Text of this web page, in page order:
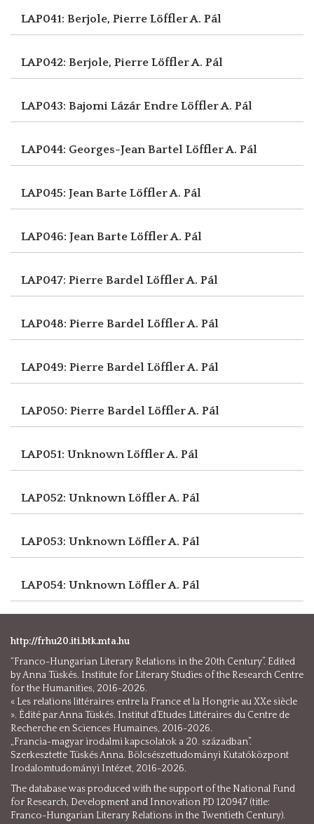
LAP041: Berjole, Pierre Löffler A. Pál
LAP042: Berjole, Pierre Löffler A. Pál
LAP043: Bajomi Lázár Endre Löffler A. Pál
LAP044: Georges-Jean Bartel Löffler A. Pál
LAP045: Jean Barte Löffler A. Pál
LAP046: Jean Barte Löffler A. Pál
LAP047: Pierre Bardel Löffler A. Pál
LAP048: Pierre Bardel Löffler A. Pál
LAP049: Pierre Bardel Löffler A. Pál
LAP050: Pierre Bardel Löffler A. Pál
LAP051: UnknownLöffler A. Pál
LAP052: UnknownLöffler A. Pál
LAP053: UnknownLöffler A. Pál
LAP054: UnknownLöffler A. Pál
http://frhu20.iti.btk.mta.hu
“Franco-Hungarian Literary Relations in the 20th Century”. Edited
by Anna Tüskés. Institute for Literary Studies of the Research Centre
for the Humanities, 2016-2026.
« Les relations littéraires entre la France et la Hongrie au XXe siècle
». Édité par Anna Tüskés. Institut d’Etudes Littéraires du Centre de
Recherche en Sciences Humaines, 2016-2026.
„Francia-magyar irodalmi kapcsolatok a 20. században”.
Szerkesztette Tüskés Anna. Bölcsészettudományi Kutatóközpont
Irodalomtudományi Intézet, 2016-2026.
The database was produced with the support of the National Fund
for Research, Development and Innovation PD 120947 (title:
Franco-Hungarian Literary Relations in the Twentieth Century).